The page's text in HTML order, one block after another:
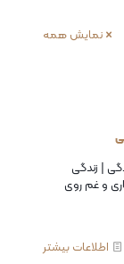
نمایش همه
| زندگی
و غم روی
اطلاعات بیشتر